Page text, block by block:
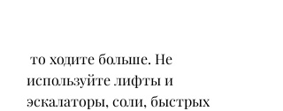
используйте лифты и
эскалаторы, соли, быстрых